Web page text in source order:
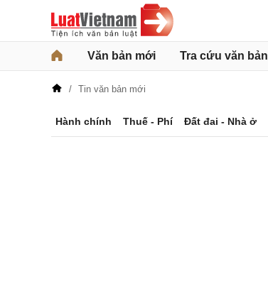
Văn bản mới Tra cứu văn bản
Tin văn bản mới
Hành chính Thuế - Phí Đất đai - Nhà ở